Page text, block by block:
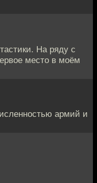
На ряду с
место в моём
армий и